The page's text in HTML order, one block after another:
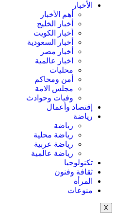
الأخبار
أهم الأخبار
أخبار الخليج
أخبار الكويت
أخبار السعودية
أخبار مصر
اخبار عالمية
محليات
أمن ومحاكم
مجلس الامة
وفيات وحوادث
إقتصاد وأعمال
رياضة
رياضة
رياضة محلية
رياضة عربية
رياضة عالمية
تكنولوجيا
ثقافة وفنون
المرأة
منوعات
X